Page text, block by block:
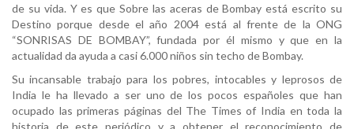
de su vida. Y es que Sobre las aceras de Bombay está escrito su
Destino porque desde el año 2004 está al frente de la ONG
“SONRISAS DE BOMBAY”, fundada por él mismo y que en la
actualidad da ayuda a casi 6.000 niños sin techo de Bombay.
Su incansable trabajo para los pobres, intocables y leprosos de
India le ha llevado a ser uno de los pocos españoles que han
ocupado las primeras páginas del The Times of India en toda la
historia de este periódico y a obtener el reconocimiento de